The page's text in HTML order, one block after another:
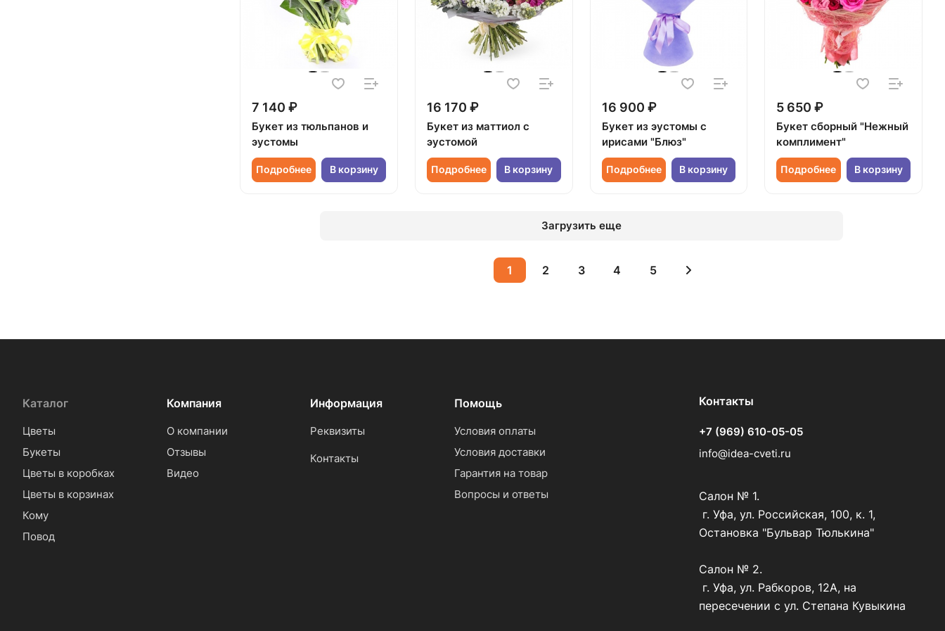
7 140 ₽
Букет из тюльпанов и
эустомы
Подробнее В корзину
16 170 ₽
Букет из маттиол с
эустомой
Подробнее В корзину
16 900 ₽
Букет из эустомы с
ирисами "Блюз"
Подробнее В корзину
5 650 ₽
Букет сборный "Нежный
комплимент"
Подробнее В корзину
Загрузить еще
1 2 3 4 5
Каталог
Цветы
Букеты
Цветы в коробках
Цветы в корзинах
Кому
Повод
Компания
О компании
Отзывы
Видео
Информация
Реквизиты
Контакты
Помощь
Условия оплаты
Условия доставки
Гарантия на товар
Вопросы и ответы
Контакты
+7 (969) 610-05-05
info@idea-cveti.ru
Салон № 1.
г. Уфа, ул. Российская, 100, к. 1,
Остановка "Бульвар Тюлькина"
Салон № 2.
г. Уфа, ул. Рабкоров, 12А, на
пересечении с ул. Степана Кувыкина